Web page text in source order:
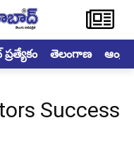
తెలంగాణ
Success